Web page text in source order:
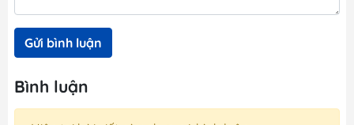
Gửi bình luận
Bình luận